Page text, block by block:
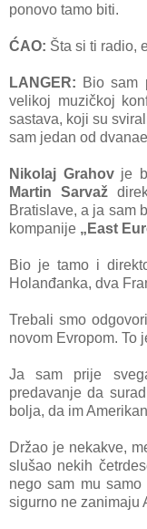
ponovo tamo biti.
ĆAO: Šta si ti radio,
LANGER: Bio sam
velikoj muzičkoj
sastava, koji su
sam jedan od
Nikolaj Grahovje
Martin Sarvaž
Bratislave, a ja sam
kompanije „East
Bio je tamo i
Holanđanka, dva
Trebali smo
novom Evropom. To
Ja sam prije
predavanje da
bolja, da im
Držao je nekakve,
slušao nekih
nego sam mu
sigurno ne zanimaju